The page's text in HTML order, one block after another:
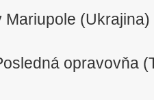
(Ukrajina)
opravovňa